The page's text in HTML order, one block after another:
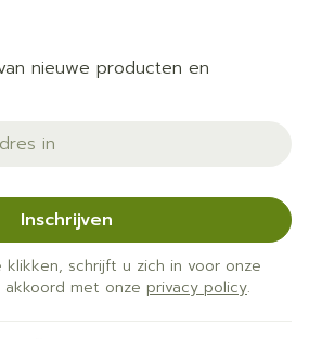
nieuwe producten en
Inschrijven
klikken, schrijft u zich in voor onze
met onze privacy policy.